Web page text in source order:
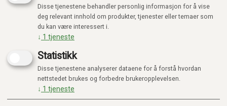
Disse tjenestene behandler personlig informasjon for å vise
deg relevant innhold om produkter, tjenester eller temaer som
du kan være interessert i.
↓ 1 tjeneste
Statistikk
Disse tjenestene analyserer dataene for å forstå hvordan
nettstedet brukes og forbedre brukeropplevelsen.
↓ 1 tjeneste